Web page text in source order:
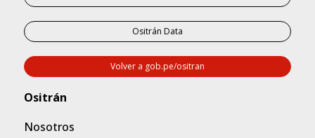
Ositrán Data
Volver a gob.pe/ositran
Nosotros